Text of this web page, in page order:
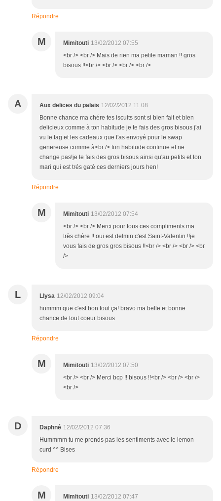
Répondre
M Mimitouti 13/02/2012 07:55
<br /> <br /> Mais de rien ma petite maman !! gros
bisous !!<br /> <br /> <br /> <br />
A Aux delices du palais 12/02/2012 11:08
Bonne chance ma chére tes iscuits sont si bien fait et bien
delicieux comme à ton habitude je te fais des gros bisous j'ai
vu le tag et les cadeaux que t'as envoyé pour le swap
genereuse comme à<br /> ton habitude continue et ne
change pas!je te fais des gros bisous ainsi qu'au petits et ton
mari qui est trés gaté ces derniers jours hen!
Répondre
M Mimitouti 13/02/2012 07:54
<br /> <br /> Merci pour tous ces compliments ma
très chère !! oui est delmin c'est Saint-Valentin !!je
vous fais de gros gros bisous !!<br /> <br /> <br /> <br
/>
L Llysa 12/02/2012 09:04
hummm que c'est bon tout ça! bravo ma belle et bonne
chance de tout coeur bisous
Répondre
M Mimitouti 13/02/2012 07:50
<br /> <br /> Merci bcp !! bisous !!<br /> <br /> <br />
<br />
D Daphné 12/02/2012 07:36
Hummmm tu me prends pas les sentiments avec le lemon
curd ^^ Bises
Répondre
M Mimitouti 13/02/2012 07:47